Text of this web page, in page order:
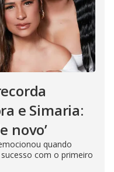
e Simaria:
novo’
quando
com o primeiro